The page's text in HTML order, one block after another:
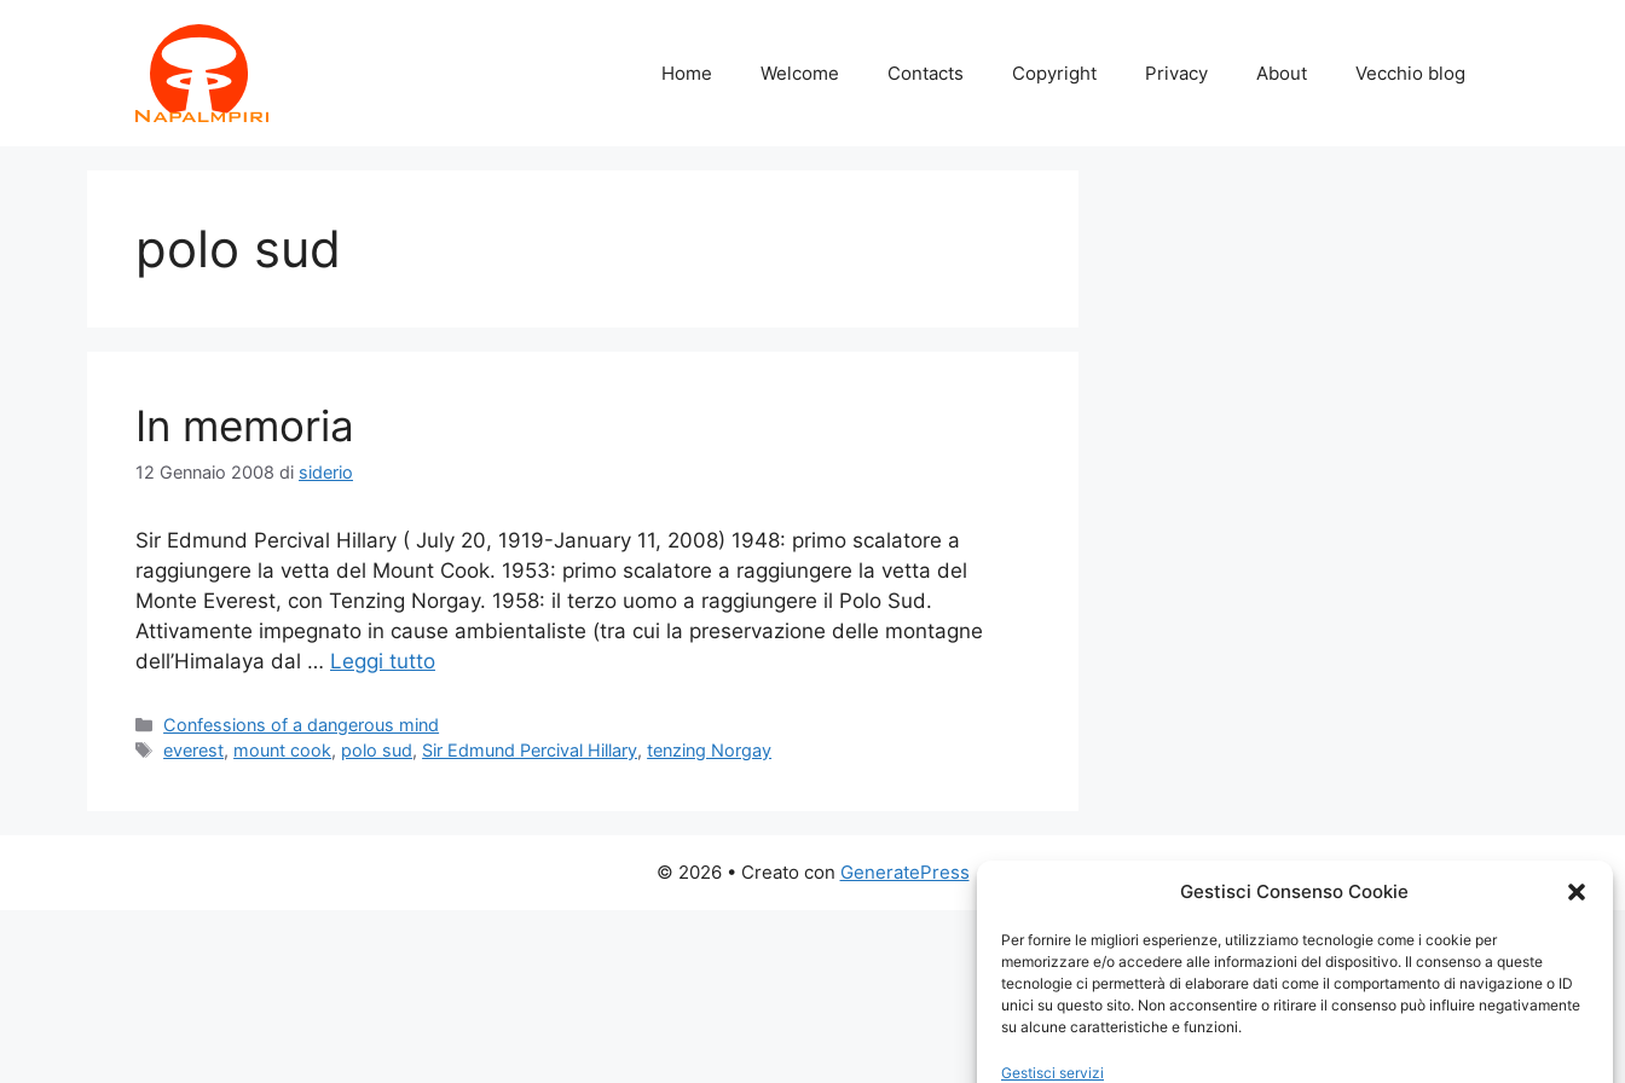
Gestisci Consenso Cookie
Per fornire le migliori esperienze, utilizziamo tecnologie come i cookie per
memorizzare e/o accedere alle informazioni del dispositivo. Il consenso a queste
tecnologie ci permetterà di elaborare dati come il comportamento di navigazione o ID
unici su questo sito. Non acconsentire o ritirare il consenso può influire negativamente
su alcune caratteristiche e funzioni.
Gestisci servizi
Home Welcome Contacts Copyright Privacy About Vecchio blog
polo sud
In memoria
12 Gennaio 2008 di siderio
Sir Edmund Percival Hillary ( July 20, 1919-January 11, 2008) 1948: primo scalatore a
raggiungere la vetta del Mount Cook. 1953: primo scalatore a raggiungere la vetta del
Monte Everest, con Tenzing Norgay. 1958: il terzo uomo a raggiungere il Polo Sud.
Attivamente impegnato in cause ambientaliste (tra cui la preservazione delle montagne
dell’Himalaya dal … Leggi tutto
Categorie
Confessions of a dangerous mind
Tag
everest, mount cook, polo sud, Sir Edmund Percival Hillary,tenzing Norgay
© 2026 • Creato con GeneratePress